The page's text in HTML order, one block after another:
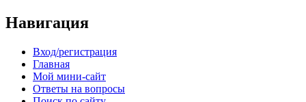
Навигация
Вход/регистрация
Главная
Мой мини-сайт
Ответы на вопросы